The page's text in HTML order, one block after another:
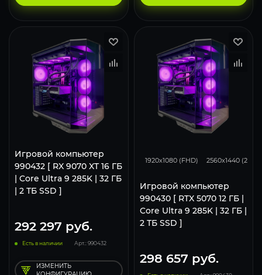
Игровой компьютер
990432 [ RX 9070 XT 16 ГБ
| Core Ultra 9 285K | 32 ГБ
| 2 ТБ SSD ]
292 297 руб.
Есть в наличии Арт.: 990432
ИЗМЕНИТЬ
1920x1080 (FHD) 2560x1440 (2K)
Игровой компьютер
990430 [ RTX 5070 12 ГБ |
Core Ultra 9 285K | 32 ГБ |
2 ТБ SSD ]
298 657 руб.